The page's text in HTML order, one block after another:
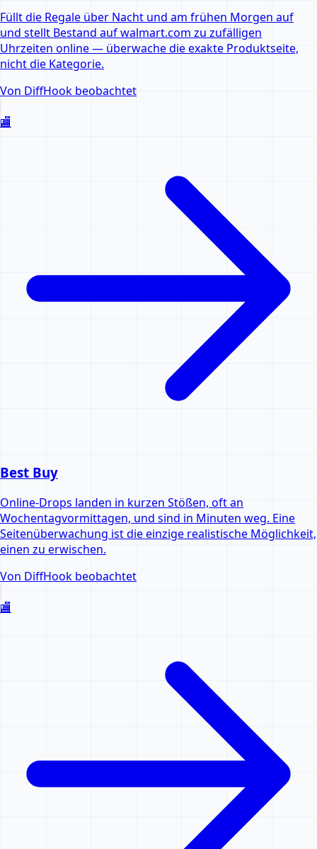
Füllt die Regale über Nacht und am frühen Morgen auf
und stellt Bestand auf walmart.com zu zufälligen
Uhrzeiten online — überwache die exakte Produktseite,
nicht die Kategorie.
Von DiffHook beobachtet
🏬
Best Buy
Online-Drops landen in kurzen Stößen, oft an
Wochentagvormittagen, und sind in Minuten weg. Eine
Seitenüberwachung ist die einzige realistische Möglichkeit,
einen zu erwischen.
Von DiffHook beobachtet
🏬